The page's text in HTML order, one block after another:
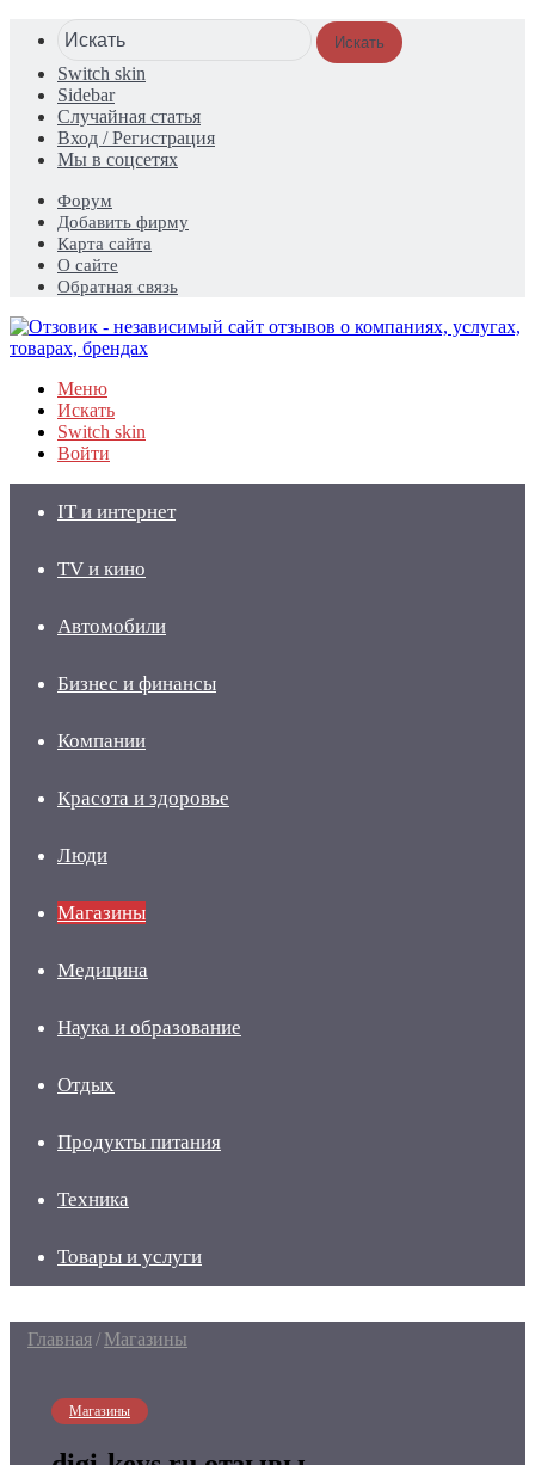
Искать
Switch skin
Sidebar
Случайная статья
Вход / Регистрация
Мы в соцсетях
Форум
Добавить фирму
Карта сайта
О сайте
Обратная связь
Меню
Искать
Switch skin
Войти
IT и интернет
TV и кино
Автомобили
Бизнес и финансы
Компании
Красота и здоровье
Люди
Магазины
Медицина
Наука и образование
Отдых
Продукты питания
Техника
Товары и услуги
Главная/ Магазины
Магазины